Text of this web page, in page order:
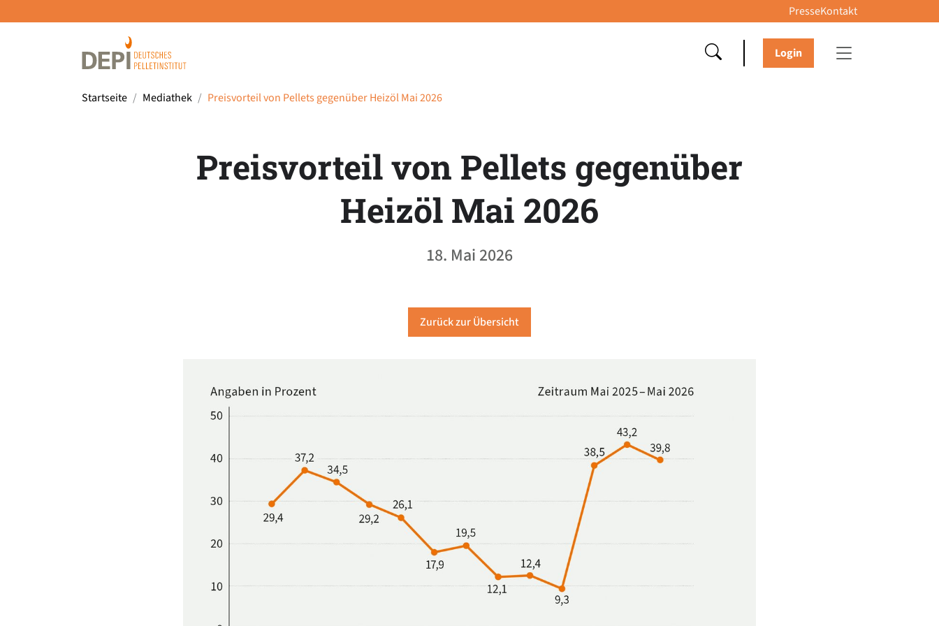
PresseKontakt
Login
Startseite Mediathek Preisvorteil von Pellets gegenüber Heizöl Mai 2026
Preisvorteil von Pellets gegenüber
Heizöl Mai 2026
18. Mai 2026
Zurück zur Übersicht